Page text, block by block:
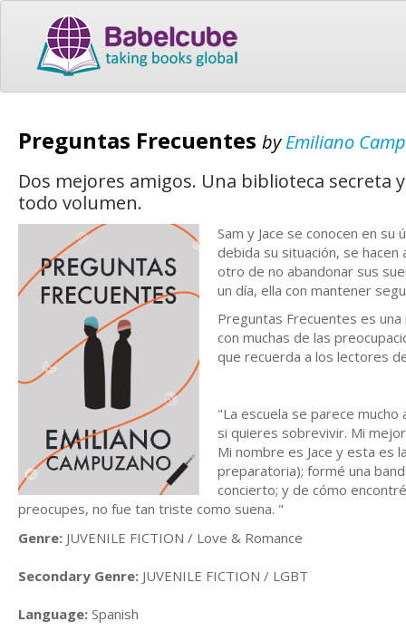
Preguntas Frecuentes byEmiliano
Dos mejores amigos. Una biblioteca
todo volumen.
Sam y Jace se conocen en
debida su situación, se
otro de no abandonar sus
un día, ella con mantener
Preguntas Frecuentes es
con muchas de las
que recuerda a los lectores
"La escuela se parece
si quieres sobrevivir. Mi
Mi nombre es Jace y esta es
preparatoria); formé una
concierto; y de cómo
preocupes, no fue tan triste como suena. "
Genre: JUVENILE FICTION / Love & Romance
Secondary Genre: JUVENILE FICTION / LGBT
Language: Spanish